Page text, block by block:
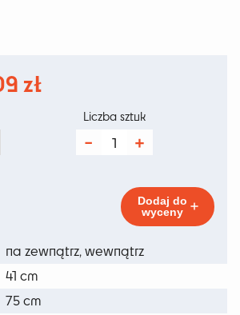
złZakres
ilość
White
Wood
Liczba sztuk
Dodaj do
wyceny
na zewnątrz, wewnątrz
41 cm
75 cm